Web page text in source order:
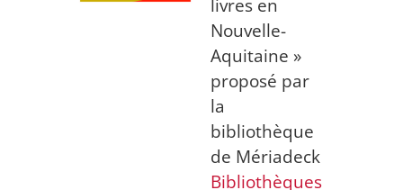
livres en
Nouvelle-
Aquitaine »
proposé par
la
bibliothèque
de Mériadeck
Bibliothèques